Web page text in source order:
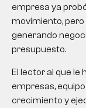
empresa ya
movimiento,
generando
presupuesto.
El lector al que le
empresas,
crecimiento y